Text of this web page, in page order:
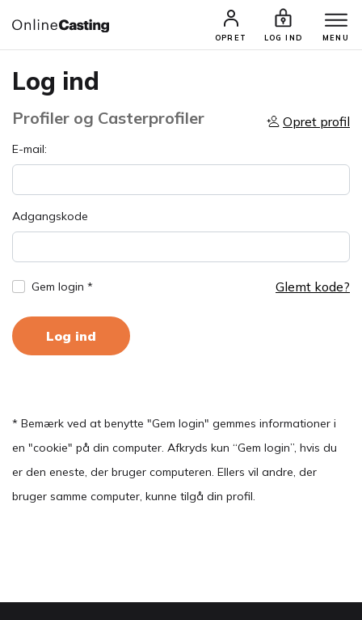
OPRET LOG IND MENU
Log ind
Profiler og Casterprofiler Opret profil
E-mail:
Adgangskode
Gem login * Glemt kode?
Log ind
* Bemærk ved at benytte "Gem login" gemmes informationer i
en "cookie" på din computer. Afkryds kun “Gem login”, hvis du
er den eneste, der bruger computeren. Ellers vil andre, der
bruger samme computer, kunne tilgå din profil.